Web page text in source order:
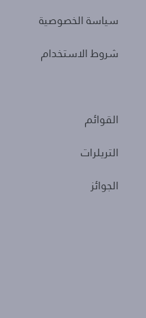
سياسة الخصوصية
شروط الاستخدام
Other
القوائم
التريلرات
الجوائز